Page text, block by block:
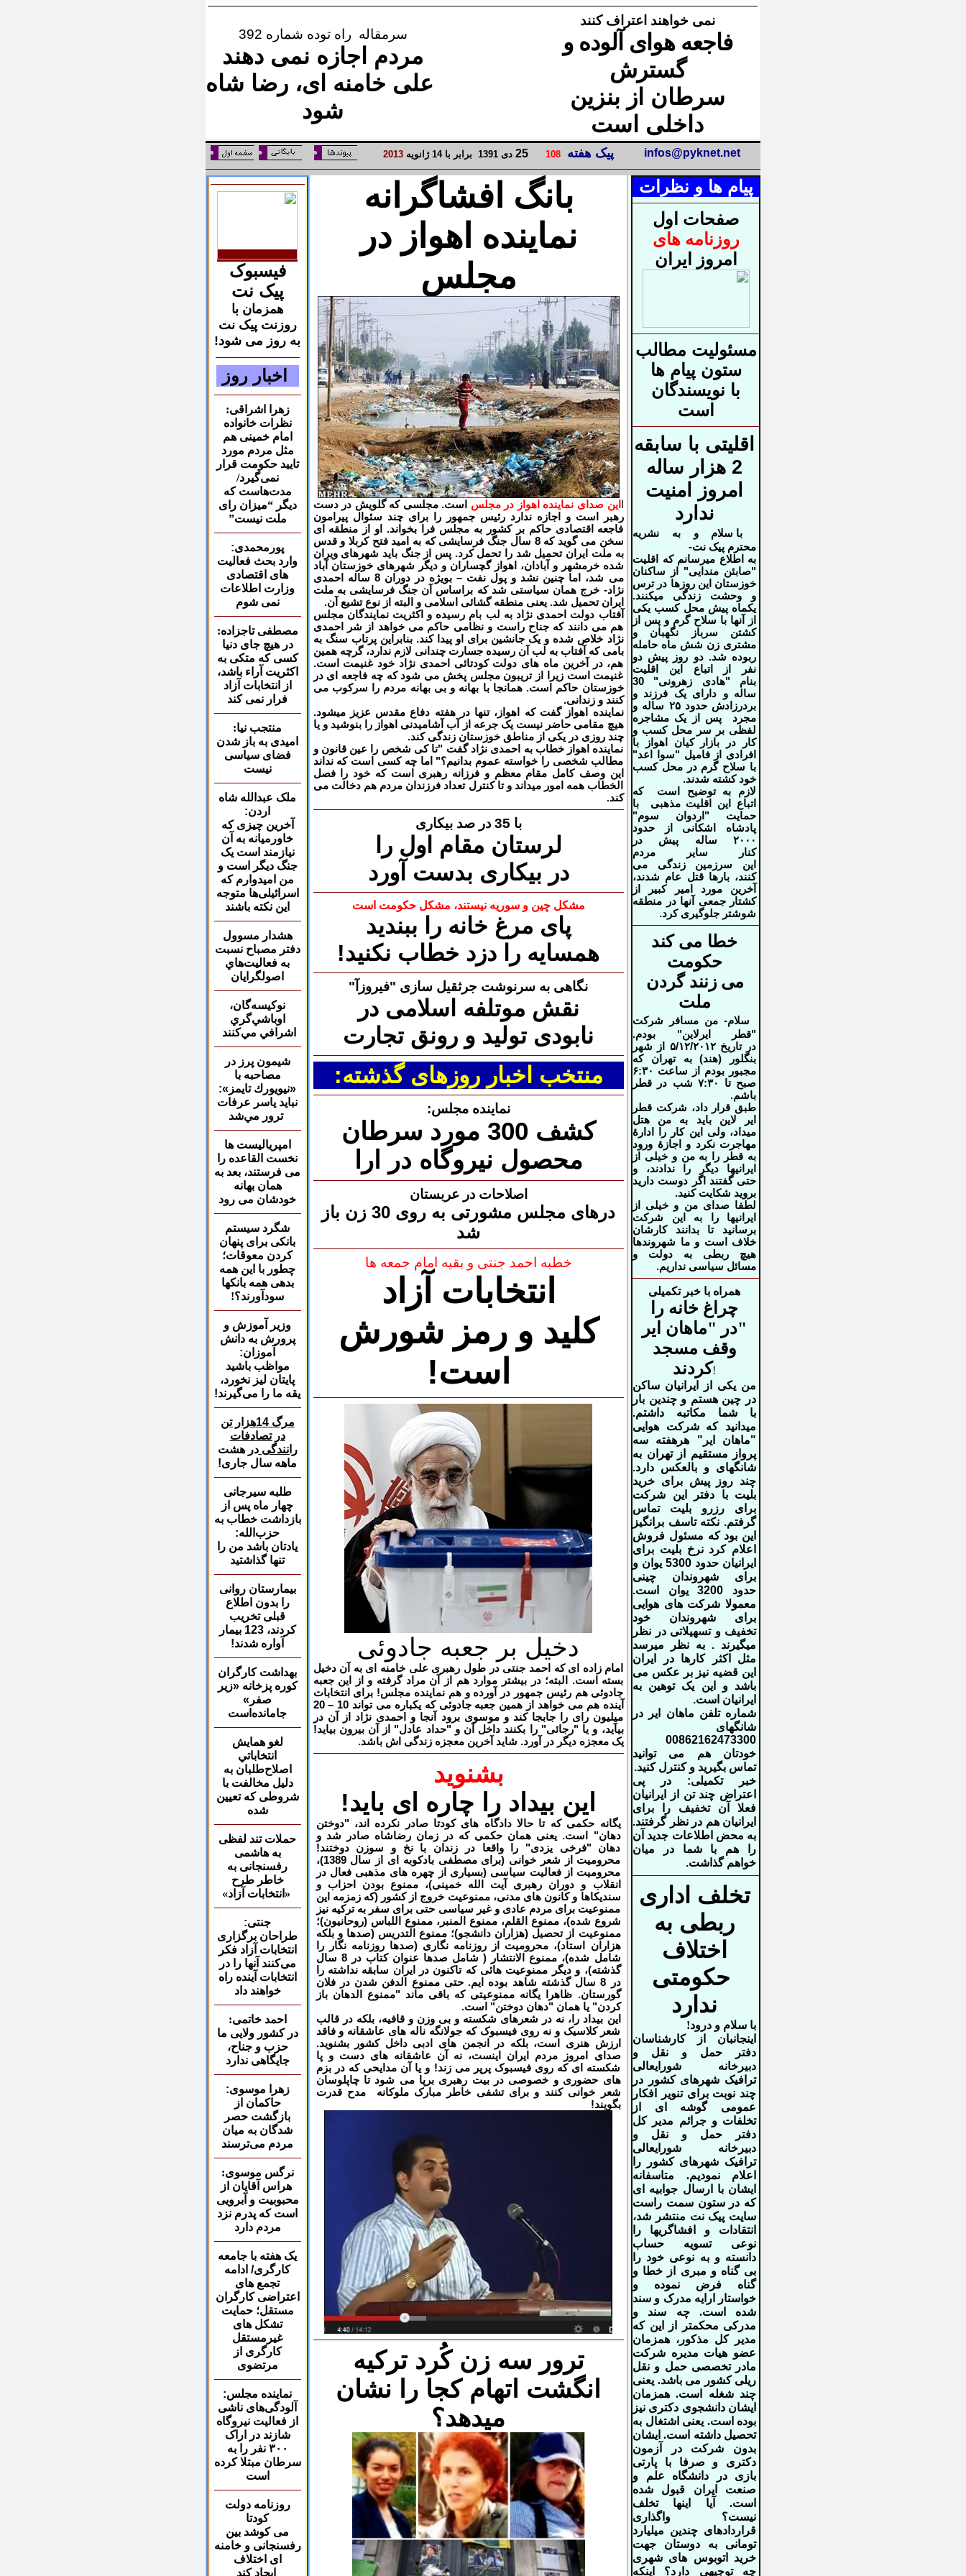
سرمقاله راه توده شماره 392
مردم اجازه نمی دهند
علی خامنه ای، رضا شاه
شود
نمی خواهند اعتراف کنند
فاجعه هوای آلوده و
گسترش
سرطان از بنزین
داخلی است
پیک هفته 108
25 دی 1391 برابر با 14 ژانویه 2013 infos@pyknet.net
فیسبوک
پیک نت
همزمان با
روزنت پیک نت
به روز می شود!
اخبار روز
زهرا اشراقی:
نظرات خانواده
امام خمینی هم
مثل مردم مورد
تایید حکومت قرار
نمی‌گیرد/
مدت‌هاست که
دیگر “میزان رای
ملت نیست”
پورمحمدی:
وارد بحث فعالیت
های اقتصادی
وزارت اطلاعات
نمی شوم
مصطفی تاجزاده:
در هیچ جای دنیا
کسی که متکی به
اکثریت آراء باشد،
از انتخابات آزاد
فرار نمی کند
منتجب نیا:
امیدی به باز شدن
فضای سیاسی
نیست
ملک عبدالله شاه
اردن:
آخرین چیزی که
خاورمیانه به آن
نیازمند است یک
جنگ دیگر است و
من امیدوارم که
اسرائیلی‌ها متوجه
این نکته باشند
هشدار مسوول
دفتر مصباح نسبت
به فعاليت‌هاي
اصولگرايان
نوكيسه‌گان،
اوباشي‌گر ي
اشرافي مي‌كنند ‏
شيمون پرز در
مصاحبه با
«نيويورك تايمز»:
نبايد ياسر عرفات
ترور مي‌شد
امپریالیست ها
نخست القاعده را
می فرستند، بعد به
همان بهانه
خودشان می رود
شگرد سیستم
بانکی برای پنهان
کردن معوقات؛
چطور با این همه
بدهی همه بانکها
سودآورند؟!
وزیر آموزش و
پرورش به دانش
آموزان:
مواظب باشید
پایتان لیز نخورد،
یقه ما را می‌گیرند!
مرگ 14هزار تن
در تصادفات
رانندگیدر هشت
ماهه سال جاری!
طلبه سیرجانی
چهار ماه پس از
بازداشت خطاب به
حزب‌الله:
یادتان باشد من را
تنها گذاشتید
بیمارستان روانی
را
بدون اطلاع
قبلی تخریب
کردند، 123 بیمار
آواره شدند!
بهداشت کارگران
کورهپزخانه‌ «زیر
صفر»
جامانده‌است
لغو همايش
انتخاباتي
اصلاح‌طلبان به
دلیل مخالفت با
شروطی که تعیین
شده
حملات تند لفظی
به هاشمی‌
رفسنجانی به
خاطر طرح
«انتخابات آزاد»
جنتی:
طراحان برگزاری
انتخابات آزاد فکر
می‌کنند آنها را در
انتخابات آینده راه
خواهند داد
احمد خاتمی:
در کشور ولایی ما
حزب و جناح،
جایگاهی ندارد
زهرا موسوی:
حاکمان از
بازگشت حصر
شدگان به میان
مردم می‌ترسند
نرگس موسوی:
هراس آقایان از
محبوبیت و آبرویی
است که پدرم نزد
مردم دارد
یک هفته با جامعه
کارگری/ ادامه
تجمع های
اعتراضی کارگران
مستقل؛ حمایت
تشکل های
غیرمستقل
کارگری از
مرتضوی
نماینده مجلس:
آلودگی‌های ناشی
از فعالیت نیروگاه
شازند در اراک
۳۰۰ نفر را به
سرطان مبتلا کرده
است
روزنامه دولت
کودتا
می کوشد بین
رفسنجانی و خامنه
ای اختلاف
ایجاد کند
بانگ افشاگرانه
نماینده اهواز در
مجلس
این صدای نماینده اهواز در مجلس است. مجلسی که گلویش در دست
رهبر است و اجازه ندارد رئیس جمهور را برای چند سئوال پیرامون
فاجعه اقتصادی حاکم بر کشور به مجلس فرا بخواند. او از منطقه ای
سخن می گوید که 8 سال جنگ فرسایشی که به امید فتح کربلا و قدس
به ملت ایران تحمیل شد را تحمل کرد. پس از جنگ باید شهرهای ویران
شده خرمشهر و آبادان، اهواز گچساران و دیگر شهرهای خوزستان آباد
می شد، اما چنین نشد و پول نفت – بویژه در دوران 8 ساله احمدی
نژاد- خرج همان سیاستی شد که براساس آن جنگ فرسایشی به ملت
ایران تحمیل شد. یعنی منطقه گشائی اسلامی و البته از نوع تشیع آن.
آفتاب دولت احمدی نژاد به لب بام رسیده و اکثریت نمایندگان مجلس
هم می دانند که جناح راست و نظامی حاکم می خواهد از شر احمدی
نژاد خلاص شده و یک جانشین برای او پیدا کند. بنابراین پرتاب سنگ به
بامی که آفتاب به لب آن رسیده جسارت چندانی لازم ندارد، گرچه همین
هم، در آخرین ماه های دولت کودتائی احمدی نژاد خود غنیمت است.
غنیمت است زیرا از تریبون مجلس پخش می شود که چه فاجعه ای در
خوزستان حاکم است. همانجا با بهانه و بی بهانه مردم را سرکوب می
کنند و زندانی.
نماینده اهواز گفت که اهواز، تنها در هفته دفاع مقدس عزیز می​شود.
هیچ مقامی حاضر نیستیک جرعه از آب آشامیدنی اهواز را بنوشید و یا
چند روزی در یکی از مناطق خوزستان زندگی کند.
نماینده اهواز خطاب به احمدی نژاد گفت "تا کی شخص را عین قانون و
مطالب شخصی را خواسته عموم بدانیم؟" اما چه کسی است که نداند
این وصف کامل مقام معظم و فرزانه رهبری است که خود را فصل
الخطاب همه امور میداند و تا کنترل تعداد فرزندان مردم هم دخالت می
کند.
با 35 در صد بیکاری
لرستان مقام اول را
در بیکاری بدست آورد
مشکل چین و سوریه نیستند، مشکل حکومت است
پای مرغ خانه را ببندید
همسایه را دزد خطاب نکنید!
نگاهی به سرنوشت جرثقیل سازی "فیروزآ"
نقش موتلفه اسلامی در
نابودی تولید و رونق تجارت
منتخب اخبار روزهای گذشته:
نماینده مجلس:
کشف 300 مورد سرطان
محصول نیروگاه در ارا
اصلاحات در عربستان
درهای مجلس مشورتی
به روی 30 زن باز
شد
خطبه احمد جنتی و بقیه امام جمعه ها
انتخابات آزاد
کلید و رمز شورش
است!
دخیل بر جعبه جادوئی
امام زاده ای که احمد جنتی در طول رهبری علی خامنه ای به آن دخیل
بسته است. البته؛ در بیشتر موارد هم از آن مراد گرفته و از این جعبه
جادوئی هم رئیس جمهور در آورده و هم نماینده مجلس! برای انتخابات
آینده هم می خواهد از همین جعبه جادوئی که یکباره می تواند 10 – 20
میلیون رای را جابجا کند و موسوی برود آنجا و احمدی نژاد از آن در
بیآید، و یا "رجائی" را بکنند داخل آن و "حداد عادل" از آن بیرون بیاید!
یک معجزه دیگر در آورد. شاید آخرین معجزه زندگی اش باشد.
بشنوید
این بیداد را چاره ای باید!
یگانه حکمی که تا حالا دادگاه های کودتا صادر نکرده اند، "دوختن
دهان" است. یعنی همان حکمی که در زمان رضاشاه صادر شد و
دهان "فرخی یزدی" را واقعا در زندان با نخ و سوزن دوختند!
محرومیت از شعر خوانی (برای مصطفی بادکوبه ای از سال 1389)،
محرومیت از فعالیت سیاسی (بسیاری از چهره های مذهبی فعال در
انقلاب و دوران رهبری آیت الله خمینی)، ممنوع بودن احزاب و
سندیکاها و کانون های مدنی، ممنوعیت خروج از کشور (که زمزمه این
ممنوعیت برای مردم عادی و غیر سیاسی حتی برای سفر به ترکیه نیز
شروع شده)، ممنوع القلم، ممنوع المنبر، ممنوع اللباس (روحانیون)؛
ممنوعیت از تحصیل (هزاران دانشجو)؛ ممنوع التدریس (صدها و بلکه
هزاران استاد)، محرومیت از روزنامه نگاری (صدها روزنامه نگار را
شامل شده)، ممنوع الانتشار ( شامل صدها عنوان کتاب در 8 سال
گذشته)، و دیگر ممنوعیت هائی که تاکنون در ایران سابقه نداشته را
در 8 سال گذشته شاهد بوده ایم. حتی ممنوع الدفن شدن در فلان
گورستان. ظاهرا یگانه ممنوعیتی که باقی ماند "ممنوع الدهان باز
کردن" یا همان "دهان دوختن" است.
این بیداد را، نه در شعرهای شکسته و بی وزن و قافیه، بلکه در قالب
شعر کلاسیک و نه روی فیسبوک که جولانگه ناله های عاشقانه و فاقد
ارزش هنری است، بلکه در انجمن های ادبی داخل کشور بشنوید.
صدای امروز مردم ایران اینست، نه آن عاشقانه های دست و پا
شکسته ای که روی فیسبوک پرپر می زند! و یا آن مدایحی که در بزم
های حضوری و خصوصی در بیت رهبری برپا می شود تا چاپلوسان
شعر خوانی کنند و برای تشفی خاطر مبارک ملوکانه مدح قدرت
بگویند!
ترور سه زن کُرد ترکیه
انگشت اتهام کجا را نشان
میدهد؟
پیام ها و نظرات
صفحات اول
روزنامه های
امروز ایران
مسئولیت مطالب
ستون پیام ها
با نویسندگان
است
اقلیتی با سابقه
2 هزار ساله
امروز امنیت
ندارد
با سلام و به نشریه
محترم پیک نت-
به اطلاع میرسانم که اقلیت
"صابئن مندایی" از ساکنان
خوزستان این روزها در ترس
و وحشت زندگی‌ میکنند.
یکماه پیش محل کسب یکی
از آنها با سلاح گرم و پس از
کشتن سرباز
نگهبان و
مشتری زن شش ماه حامله
ربوده شد. دو روز پیش دو
نفر از اتباع این اقلیت
بنام "هادی زهرونی" 30
ساله و دارای یک فرزند و
بردرزادش حدود۲۵ ساله و
مجرد پس ‌از یک مشاجره
لفظی بر سر محل کسب و
کار در بازار کیان اهواز با
افرادی
از فامیل "سوا اعد"
با سلاح گرم در محل کسب
خود کشته شدند.
لازم به توضیح است که
اتباع این اقلیت مذهبی‌ با
حمایت "اردوان
سوم"
پادشاه اشکانی از حدود
۲۰۰۰ ساله پیش در
کنار سایر مردم
این
سرزمین زندگی‌ می
کنند، بارها قتل عام شدند،
آخرین مورد امیر کبیر از
کشتار جمعی‌ آنها در منطقه
شوشتر جلوگیری کرد.
خطا می کند
حکومت
می ز نند گردن
ملت
سلام- من مسافر شرکت
"قطر ایرلاین" بودم.
در
تاریخ۵/۱۲/۲۰۱۲ از شهر
بنگلور (هند) به تهران که
مجبور بودم از
ساعت ۶:۳۰
صبح تا
۷:۳۰شب در قطر
باشم.
طبق قرار داد، شرکت قطر
ایر لاین باید
به من هتل
میداد، ولی‌ این کار را ادارهٔ
مهاجرت نکرد و اجازهٔ ورود
به قطر را به من و خیلی‌ از
ایرانیها دیگر را ندادند، و
حتی گفتند اگر دوست دارید
بروید شکایت کنید.
لطفا صدای من و خیلی‌ از
ایرانیها را
به این شرکت
برسانید تا بدانند کارشان
خلاف است و ما شهروندها
هیچ ربطی به دولت و
مسائل سیاسی نداریم.
همراه با خبر تکمیلی
چراغ خانه را
در "ماهان ایر"
وقف مسجد
کردند!
من یکی از ایرانیان ساکن
در چین هستم و چندین بار
با شما مکاتبه داشتم.
میدانید که شرکت هوایی
"ماهان ایر" هرهفته سه
پرواز مستقیم از تهران به
شانگهای و بالعکس دارد.
چند روز پیش برای خرید
بلیت با دفتر این شرکت
برای رزرو بلیت تماس
گرفتم. نکته تاسف برانگیز
این بود که مسئول فروش
اعلام کرد نرخ بلیت برای
ایرانیان حدود 5300 یوان و
برای شهروندان چینی
حدود 3200 یوان است.
معمولا شرکت های هوایی
برای شهروندان خود
تخفیف و تسهیلاتی در نظر
میگیرند . به نظر میرسد
مثل اکثر کارها در ایران
این قضیه نیز بر عکس می
باشد و این یک توهین به
ایرانیان است.
شماره تلفن ماهان ایر در
شانگهای
00862162473300
خودتان هم می توانید
تماس بگیرید و کنترل کنید.
خبر تکمیلی: در پی
اعتراض چند تن از ایرانیان
فعلا آن تخفیف را برای
ایرانیان هم در نظر گرفتند.
به محض اطلاعات جدید آن
را هم با شما در میان
خواهم گذاشت.
تخلف اداری
ربطی به
اختلاف
حکومتی
ندارد
با سلام و درود!
اینجانبان از کارشناسان
دفتر حمل و نقل و
دبیرخانه شورایعالی
ترافیک شهرهای کشور در
چند نوبت برای تنویر افکار
عمومی گوشه ای از
تخلفات و جرائم مدیر کل
دفتر حمل و نقل و
دبیرخانه شورایعالی
ترافیک شهرهای کشور را
اعلام نمودیم. متاسفانه
ایشان با ارسال جوابیه ای
که در ستون سمت راست
سایت پیک نت منتشر شد،
انتقادات و افشاگریها را
نوعی تسویه حساب
دانسته و به نوعی خود را
بی گناه و مبری از خطا و
گناه فرض نموده و
خواستار ارایه مدرک و سند
شده است. چه سند و
مدرکی محکمتر از این که
مدیر کل مذکور، همزمان
عضو هیات مدیره شرکت
مادر تخصصی حمل و نقل
ریلی کشور می باشد. یعنی
چند شغله است. همزمان
ایشان دانشجوی دکتری نیز
بوده است. یعنی اشتغال به
تحصیل داشته است. ایشان
بدون شرکت در آزمون
دکتری و صرفا با پارتی
بازی در دانشگاه علم و
صنعت ایران قبول شده
است. آیا اینها تخلف
نیست؟ واگذاری
قراردادهای چندین میلیارد
تومانی به دوستان جهت
خرید اتوبوس های شهری
چه توجیهی دارد؟ اینکه